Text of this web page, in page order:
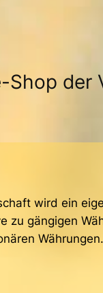
Shop der
wird ein
zu gängigen
Währungen.